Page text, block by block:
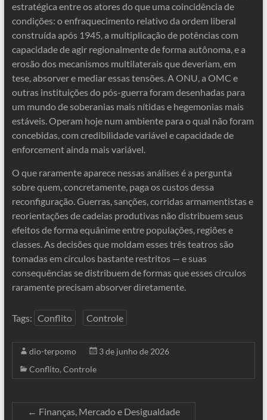
estratégica entre os atores do que uma coincidência de
condições: o enfraquecimento relativo da ordem liberal
construída após 1945, a multiplicação de potências com
capacidade de agir regionalmente de forma autônoma, e a
erosão dos mecanismos multilaterais que deveriam, em
tese, absorver e mediar essas tensões. A ONU, a OMC e
outras instituições do pós-guerra foram desenhadas para
um mundo de soberanias mais nítidas e hegemonias mais
estáveis. Operam hoje num ambiente para o qual não foram
concebidas, com credibilidade variável e capacidade de
enforcement ainda mais variável.
O que raramente aparece nessas análises é a pergunta
sobre quem, concretamente, paga os custos dessa
reconfiguração. Guerras, sanções, corridas armamentistas e
reorientações de cadeias produtivas não distribuem seus
efeitos de forma equânime entre populações, regiões e
classes. As decisões que moldam esses três teatros são
tomadas em círculos bastante restritos — e suas
consequências se distribuem de formas que esses círculos
raramente precisam absorver diretamente.
Tags: Conflito Controle
dio-terpomo
3 de junho de 2026
Conflito, Controle
← Finanças, Mercado e Desigualdade